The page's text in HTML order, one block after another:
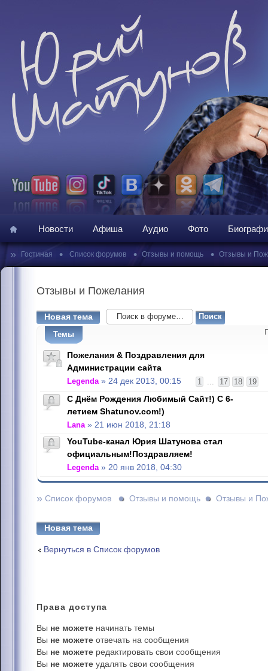
Новости Афиша Аудио Фото
» Гостиная • Список форумов • Отзывы и помощь • Отзывы и
Отзывы и Пожелания
Новая тема
Темы
Пожелания & Поздравления для
Администрации сайта
1 ... 17 18 19
Legenda» 24 дек 2013, 00:15
С Днём Рождения Любимый Сайт!) С 6-
летием Shatunov.com!)
Lana» 21 июн 2018, 21:18
YouTube-канал Юрия Шатунова стал
официальным!Поздравляем!
Legenda» 20 янв 2018, 04:30
» Список форумов Отзывы и помощь Отзывы и
Новая тема
Вернуться в Список форумов
Права доступа
Вы не можете начинать темы
Вы не можете отвечать на сообщения
Вы не можете редактировать свои сообщения
Вы не можете удалять свои сообщения